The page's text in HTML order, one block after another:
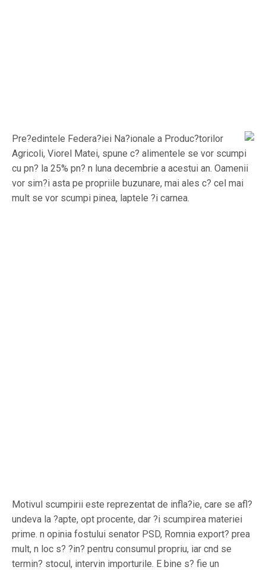
Pre?edintele Federa?iei Na?ionale a Produc?torilor
Agricoli, Viorel Matei, spune c? alimentele se vor scumpi
cu pn? la 25% pn? n luna decembrie a acestui an. Oamenii
vor sim?i asta pe propriile buzunare, mai ales c? cel mai
mult se vor scumpi pinea, laptele ?i carnea.
Motivul scumpirii este reprezentat de infla?ie, care se afl?
undeva la ?apte, opt procente, dar ?i scumpirea materiei
prime. n opinia fostului senator PSD, Romnia export? prea
mult, n loc s? ?in? pentru consumul propriu, iar cnd se
termin? stocul, intervin importurile. E bine s? fie un